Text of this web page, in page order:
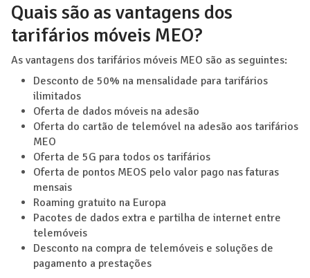
Quais são as vantagens dos
tarifários móveis MEO?
As vantagens dos tarifários móveis MEO são as seguintes:
Desconto de 50% na mensalidade para tarifários
ilimitados
Oferta de dados móveis na adesão
Oferta do cartão de telemóvel na adesão aos tarifários
MEO
Oferta de 5G para todos os tarifários
Oferta de pontos MEOS pelo valor pago nas faturas
mensais
Roaming gratuito na Europa
Pacotes de dados extra e partilha de internet entre
telemóveis
Desconto na compra de telemóveis e soluções de
pagamento a prestações